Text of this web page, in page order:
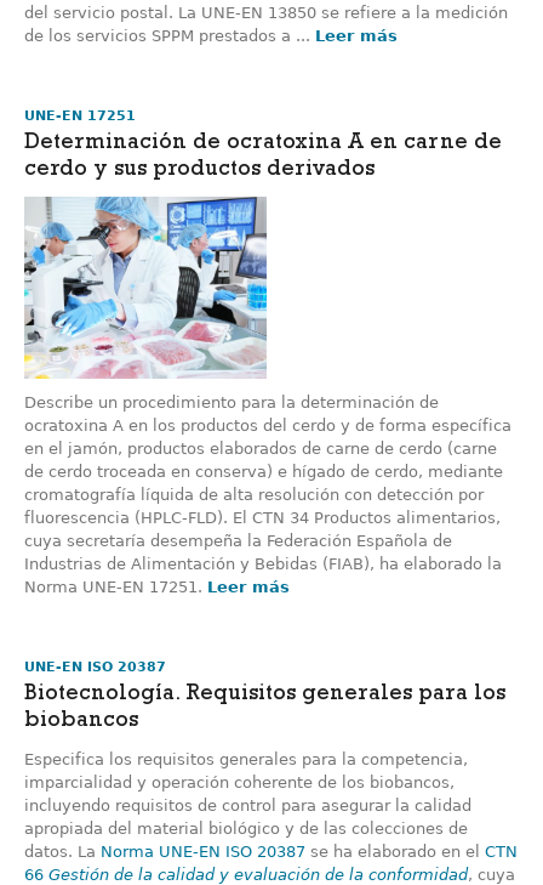
del servicio postal. La UNE-EN 13850 se refiere a la medición
de los servicios SPPM prestados a ... Leer más
UNE-EN 17251
Determinación de ocratoxina A en carne de
cerdo y sus productos derivados
Describe un procedimiento para la determinación de
ocratoxina A en los productos del cerdo y de forma específica
en el jamón, productos elaborados de carne de cerdo (carne
de cerdo troceada en conserva) e hígado de cerdo, mediante
cromatografía líquida de alta resolución con detección por
fluorescencia (HPLC-FLD). El CTN 34 Productos alimentarios,
cuya secretaría desempeña la Federación Española de
Industrias de Alimentación y Bebidas (FIAB), ha elaborado la
Norma UNE-EN 17251. Leer más
UNE-EN ISO 20387
Biotecnología. Requisitos generales para los
biobancos
Especifica los requisitos generales para la competencia,
imparcialidad y operación coherente de los biobancos,
incluyendo requisitos de control para asegurar la calidad
apropiada del material biológico y de las colecciones de
datos. La Norma UNE-EN ISO 20387 se ha elaborado en el CTN
66 Gestión de la calidad y evaluación de la conformidad, cuya